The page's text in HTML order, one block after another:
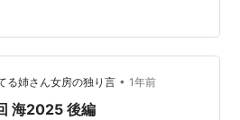
い～
る姉さん女房の独り言 • 1年前
海2025 後編